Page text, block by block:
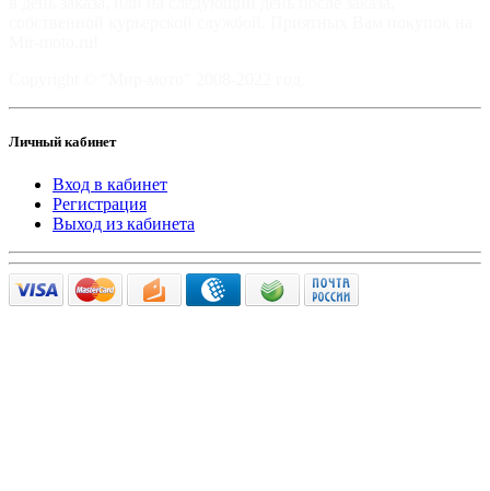
Личный кабинет
Вход в кабинет
Регистрация
Выход из кабинета